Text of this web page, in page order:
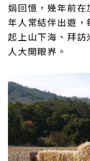
娟回憶，幾年前
年人常結伴出遊
起上山下海、拜
人大開眼界。